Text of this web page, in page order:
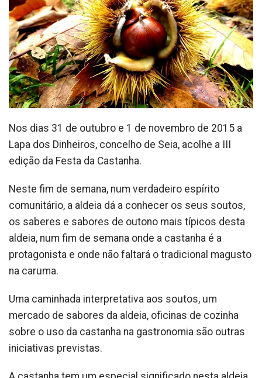
Nos dias 31 de outubro e 1 de novembro de 2015 a
Lapa dos Dinheiros, concelho de Seia, acolhe a III
edição da Festa da Castanha.
Neste fim de semana, num verdadeiro espírito
comunitário, a aldeia dá a conhecer os seus soutos,
os saberes e sabores de outono mais típicos desta
aldeia, num fim de semana onde a castanha é a
protagonista e onde não faltará o tradicional magusto
na caruma.
Uma caminhada interpretativa aos soutos, um
mercado de sabores da aldeia, oficinas de cozinha
sobre o uso da castanha na gastronomia são outras
iniciativas previstas.